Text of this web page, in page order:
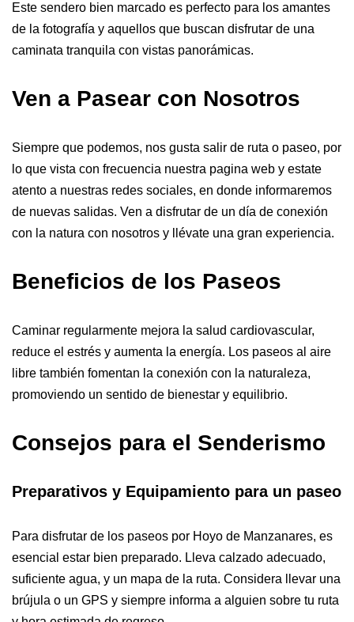
Este sendero bien marcado es perfecto para los amantes
de la fotografía y aquellos que buscan disfrutar de una
caminata tranquila con vistas panorámicas.
Ven a Pasear con Nosotros
Siempre que podemos, nos gusta salir de ruta o paseo, por
lo que vista con frecuencia nuestra pagina web y estate
atento a nuestras redes sociales, en donde informaremos
de nuevas salidas. Ven a disfrutar de un día de conexión
con la natura con nosotros y llévate una gran experiencia.
Beneficios de los Paseos
Caminar regularmente mejora la salud cardiovascular,
reduce el estrés y aumenta la energía. Los paseos al aire
libre también fomentan la conexión con la naturaleza,
promoviendo un sentido de bienestar y equilibrio.
Consejos para el Senderismo
Preparativos y Equipamiento para un paseo
Para disfrutar de los paseos por Hoyo de Manzanares, es
esencial estar bien preparado. Lleva calzado adecuado,
suficiente agua, y un mapa de la ruta. Considera llevar una
brújula o un GPS y siempre informa a alguien sobre tu ruta